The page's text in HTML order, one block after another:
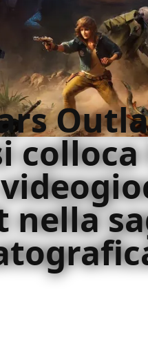
nella
di Star Wars Outlaws,